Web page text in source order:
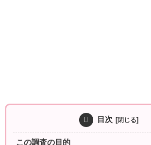
目次
この調査の目的